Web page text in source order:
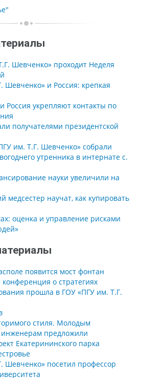
Шевченко» проходит Неделя
Шевченко» и Россия: крепкая
Россия укрепляют контакты по
получателями президентской
им. Т.Г. Шевченко» собрали
утренника в интернате с.
науки увеличили на
медсестер научат, как купировать
оценка и управление рисками
появится мост фонтан
о стратегиях
прошла в ГОУ «ПГУ им. Т.Г.
стиля. Молодым
инженерам предложили
Екатерининского парка
Шевченко» посетил профессор